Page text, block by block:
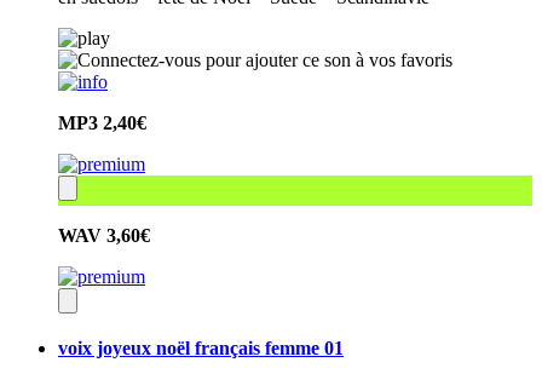
MP3 2,40€
WAV 3,60€
voix joyeux noël français femme 01